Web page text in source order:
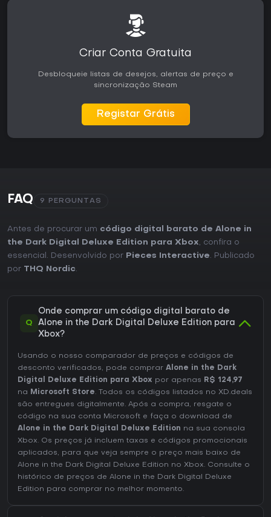
Criar Conta Gratuita
Desbloqueie listas de desejos, alertas de preço e
sincronização Steam
Registar Grátis
FAQ 9 PERGUNTAS
Antes de procurar um código digital barato de Alone in
the Dark Digital Deluxe Edition para Xbox, confira o
essencial. Desenvolvido por Pieces Interactive. Publicado
por THQ Nordic.
Q
Onde comprar um código digital barato de
Alone in the Dark Digital Deluxe Edition para
Xbox?
Usando o nosso comparador de preços e códigos de
desconto verificados, pode comprar Alone in the Dark
Digital Deluxe Edition para Xbox por apenas R$ 124,97
na
Microsoft Store. Todos os códigos listados no XD.deals
são entregues digitalmente. Após a compra, resgate o
código na sua conta Microsoft e faça o download de
Alone in the Dark Digital Deluxe Edition na sua consola
Xbox. Os preços já incluem taxas e códigos promocionais
aplicados, para que veja sempre o preço mais baixo de
Alone in the Dark Digital Deluxe Edition no Xbox. Consulte o
histórico de preços de Alone in the Dark Digital Deluxe
Edition para comprar no melhor momento.